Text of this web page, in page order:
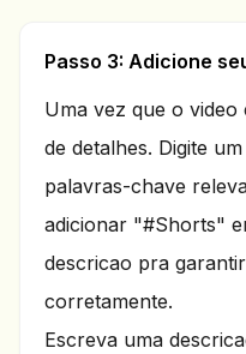
Passo 3: Adicione
Uma vez que o
de detalhes. Digite
palavras-chave
adicionar "#Shorts"
descricao pra
corretamente.
Escreva uma